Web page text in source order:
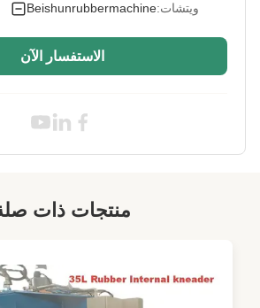
آلة ضغط المطاط بالكبريت
Material:
High Light: مكبس فلكنة المطاط
ويتشات:Beishunrubbermachine
الاستفسار الآن
منتجات ذات